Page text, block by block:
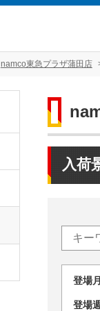
namco東急プラザ蒲田店
入荷
登
登